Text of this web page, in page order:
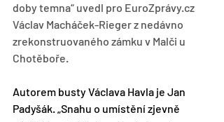
doby temna“ uvedl pro EuroZprávy.cz
Václav Macháček-Rieger z nedávno
zrekonstruovaného zámku v Malči u
Chotěboře.
Autorem busty Václava Havla je Jan
Padyšák. „Snahu o umístění zjevně